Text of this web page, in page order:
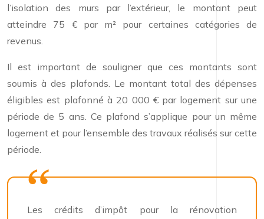
l’isolation des murs par l’extérieur, le montant peut
atteindre 75 € par m² pour certaines catégories de
revenus.
Il est important de souligner que ces montants sont
soumis à des plafonds. Le montant total des dépenses
éligibles est plafonné à 20 000 € par logement sur une
période de 5 ans. Ce plafond s’applique pour un même
logement et pour l’ensemble des travaux réalisés sur cette
période.
Les crédits d’impôt pour la rénovation